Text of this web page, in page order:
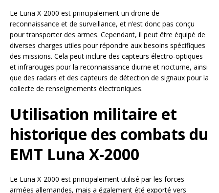
Le Luna X-2000 est principalement un drone de
reconnaissance et de surveillance, et n’est donc pas conçu
pour transporter des armes. Cependant, il peut être équipé de
diverses charges utiles pour répondre aux besoins spécifiques
des missions. Cela peut inclure des capteurs électro-optiques
et infrarouges pour la reconnaissance diurne et nocturne, ainsi
que des radars et des capteurs de détection de signaux pour la
collecte de renseignements électroniques.
Utilisation militaire et
historique des combats du
EMT Luna X-2000
Le Luna X-2000 est principalement utilisé par les forces
armées allemandes, mais a également été exporté vers